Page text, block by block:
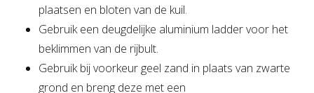
plaatsen en bloten van de kuil.
Gebruik een deugdelijke aluminium ladder voor het
beklimmen van de rijbult.
Gebruik bij voorkeur geel zand in plaats van zwarte
grond en breng deze met een